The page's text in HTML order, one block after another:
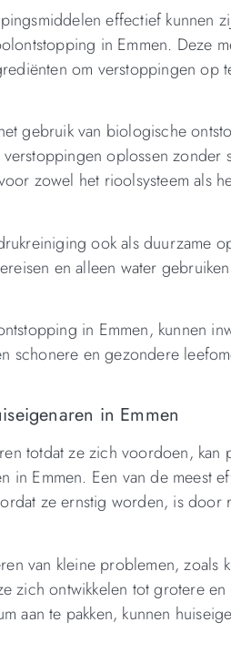
effectief kunnen
in Emmen. Deze
om verstoppingen op
gebruik van biologische
oplossen zonder
zowel het rioolsysteem als
ook als duurzame
en alleen water
in Emmen, kunnen
schonere en gezondere
in Emmen
totdat ze zich voordoen, kan
Emmen. Een van de meest
ze ernstig worden, is door
van kleine problemen, zoals
zich ontwikkelen tot grotere
aan te pakken, kunnen